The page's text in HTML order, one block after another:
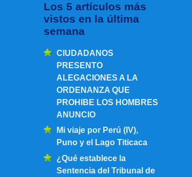
Los 5 artículos más
vistos en la última
semana
CIUDADANOS
PRESENTO
ALEGACIONES A LA
ORDENANZA QUE
PROHIBE LOS HOMBRES
ANUNCIO
Mi viaje por Perú (IV),
Puno y el Lago Titicaca
¿Qué establece la
Sentencia del Tribunal de